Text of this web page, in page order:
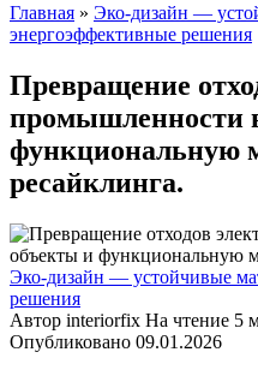
Главная » Эко-дизайн —
энергоэффективные решения
Превращение
промышленности
функциональную
ресайклинга.
Эко-дизайн — устойчивые
решения
Автор interiorfix На чтение 5
Опубликовано 09.01.2026